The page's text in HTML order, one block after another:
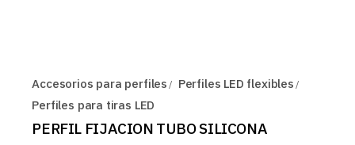
Accesorios para perfiles
Perfiles LED flexibles
Perfiles para tiras LED
PERFIL FIJACION TUBO SILICONA